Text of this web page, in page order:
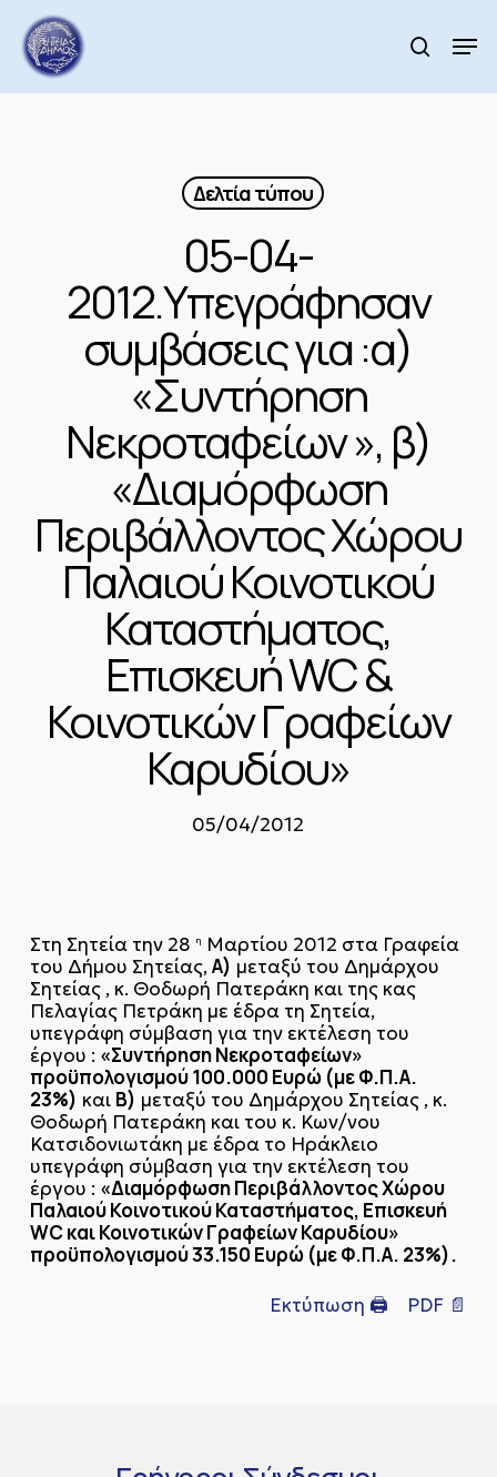
main
content
search
Δελτία τύπου
05-04-
2012.Υπεγράφησαν
συμβάσεις για :α)
«Συντήρηση
Νεκροταφείων », β)
«Διαμόρφωση
Περιβάλλοντος Χώρου
Παλαιού Κοινοτικού
Καταστήματος,
Επισκευή WC &
Κοινοτικών Γραφείων
Καρυδίου»
05/04/2012
Στη Σητεία την 28 η
Μαρτίου 2012 στα Γραφεία
του Δήμου Σητείας,A) μεταξύ του Δημάρχου
Σητείας , κ. Θοδωρή Πατεράκη και της κας
Πελαγίας Πετράκη με έδρα τη Σητεία,
υπεγράφη σύμβαση για την εκτέλεση του
έργου : «Συντήρηση Νεκροταφείων»
προϋπολογισμού 100.000 Ευρώ (με Φ.Π.Α.
23%) και Β) μεταξύ του Δημάρχου Σητείας , κ.
Θοδωρή Πατεράκη και του κ. Κων/νου
Κατσιδονιωτάκη με έδρα το Ηράκλειο
υπεγράφη σύμβαση για την εκτέλεση του
έργου : «Διαμόρφωση Περιβάλλοντος Χώρου
Παλαιού Κοινοτικού Καταστήματος, Επισκευή
WC και Κοινοτικών Γραφείων Καρυδίου»
προϋπολογισμού 33.150 Ευρώ (με Φ.Π.Α. 23%).
Εκτύπωση 🖨 PDF 📄
Menu